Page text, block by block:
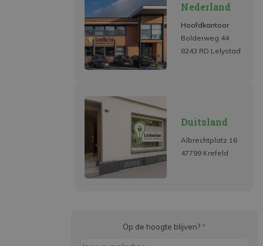
Nederland
Hoofdkantoor
Bolderweg 44
8243 RD Lelystad
Duitsland
Albrechtplatz 16
47799 Krefeld
Op de hoogte blijven? *